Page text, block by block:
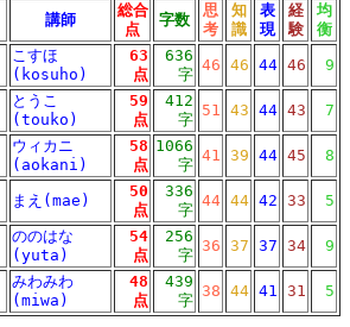
講師
総合
点
字数
思
考
知
識
表
現
経
験
均
衡
こすほ
(kosuho)
63
点
636
字
46 46 44 46
9
とうこ
(touko)
59
点
412
字
51 43 44 43
7
ウィカニ
(aokani)
58
点
1066
字
41 39 44 45
8
まえ(mae)
50
点
336
字
44 44 42 33
5
ののはな
(yuta)
54
点
256
字
36 37 37 34
9
みわみわ
(miwa)
48
点
439
字
38 44 41 31
5